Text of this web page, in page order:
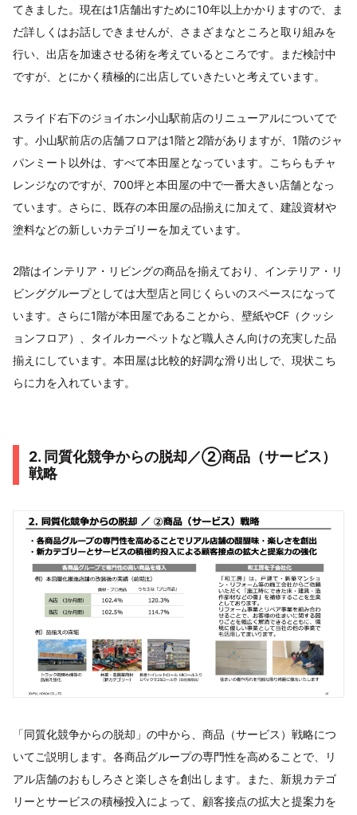
てきました。現在は1店舗出すために10年以上かかりますので、ま
だ詳しくはお話しできませんが、さまざまなところと取り組みを
行い、出店を加速させる術を考えているところです。まだ検討中
ですが、とにかく積極的に出店していきたいと考えています。
スライド右下のジョイホン小山駅前店のリニューアルについてで
す。小山駅前店の店舗フロアは1階と2階がありますが、1階のジャ
パンミート以外は、すべて本田屋となっています。こちらもチャ
レンジなのですが、700坪と本田屋の中で一番大きい店舗となっ
ています。さらに、既存の本田屋の品揃えに加えて、建設資材や
塗料などの新しいカテゴリーを加えています。
2階はインテリア・リビングの商品を揃えており、インテリア・リ
ビンググループとしては大型店と同じくらいのスペースになって
います。さらに1階が本田屋であることから、壁紙やCF（クッシ
ョンフロア）、タイルカーペットなど職人さん向けの充実した品
揃えにしています。本田屋は比較的好調な滑り出しで、現状こち
らに力を入れています。
2. 同質化競争からの脱却／②商品（サービス）
戦略
「同質化競争からの脱却」の中から、商品（サービス）戦略につ
いてご説明します。各商品グループの専門性を高めることで、リ
アル店舗のおもしろさと楽しさを創出します。また、新規カテゴ
リーとサービスの積極投入によって、顧客接点の拡大と提案力を